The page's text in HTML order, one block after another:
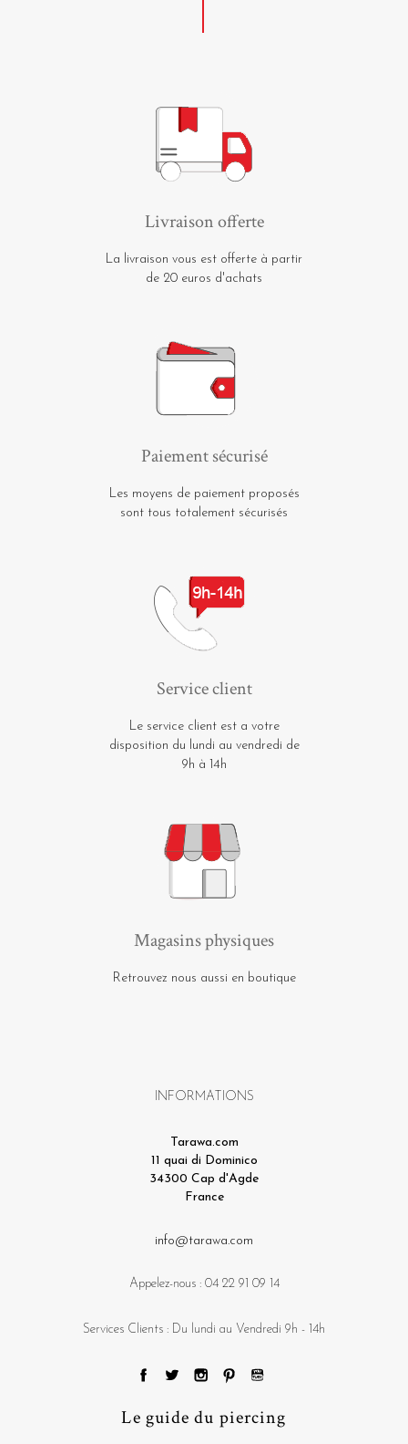
Livraison offerte
La livraison vous est offerte à partir
de 20 euros d'achats
Paiement sécurisé
Les moyens de paiement proposés
sont tous totalement sécurisés
Service client
Le service client est a votre
disposition du lundi au vendredi de
9h à 14h
Magasins physiques
Retrouvez nous aussi en boutique
INFORMATIONS
Tarawa.com
11 quai di Dominico
34300 Cap d'Agde
France
info@tarawa.com
Appelez-nous : 04 22 91 09 14
Services Clients : Du lundi au Vendredi 9h - 14h
Le guide du piercing